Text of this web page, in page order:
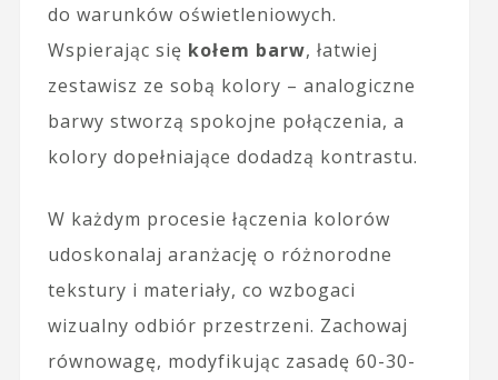
do warunków oświetleniowych.
Wspierając się kołem barw, łatwiej
zestawisz ze sobą kolory – analogiczne
barwy stworzą spokojne połączenia, a
kolory dopełniające dodadzą kontrastu.
W każdym procesie łączenia kolorów
udoskonalaj aranżację o różnorodne
tekstury i materiały, co wzbogaci
wizualny odbiór przestrzeni. Zachowaj
równowagę, modyfikując zasadę 60-30-